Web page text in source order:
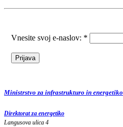
Vnesite svoj e-naslov: *
Ministrstvo za infrastrukturo in energetiko
Direktorat za energetiko
Langusova ulica 4